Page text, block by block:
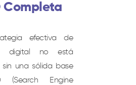
Completa
efectiva de
digital no está
una sólida base
(Search Engine